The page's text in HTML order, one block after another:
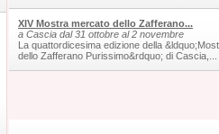
XIV Mostra mercato dello Zafferano...
a Cascia dal 31 ottobre al 2 novembre
La quattordicesima edizione della
dello Zafferano Purissimo&rdquo; di Cascia,...